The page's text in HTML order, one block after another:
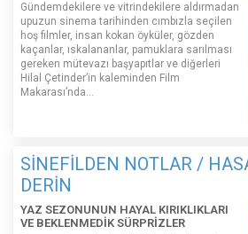
Gündemdekilere ve vitrindekilere aldırmadan
upuzun sinema tarihinden cımbızla seçilen
hoş filmler, insan kokan öyküler, gözden
kaçanlar, ıskalananlar, pamuklara sarılması
gereken mütevazı başyapıtlar ve diğerleri
Hilal Çetinder’in kaleminden Film
Makarası’nda…
SİNEFİLDEN NOTLAR /
DERİN
YAZ SEZONUNUN HAYAL KIRIKLIKLARI
VE BEKLENMEDİK SÜRPRİZLER